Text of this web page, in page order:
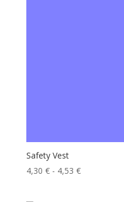
Safety Vest
4,30 € - 4,53 €Fascia